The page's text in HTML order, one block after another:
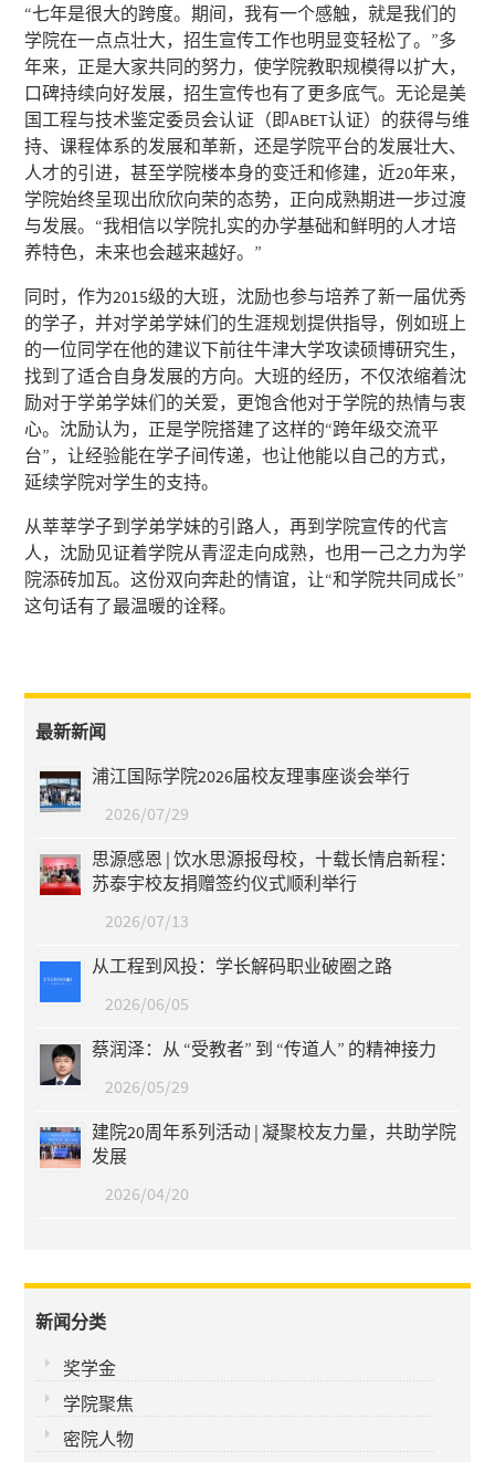
“七年是很大的跨度。期间，我有一个感触，就是我们的
学院在一点点壮大，招生宣传工作也明显变轻松了。”多
年来，正是大家共同的努力，使学院教职规模得以扩大，
口碑持续向好发展，招生宣传也有了更多底气。无论是美
国工程与技术鉴定委员会认证（即ABET认证）的获得与维
持、课程体系的发展和革新，还是学院平台的发展壮大、
人才的引进，甚至学院楼本身的变迁和修建，近20年来，
学院始终呈现出欣欣向荣的态势，正向成熟期进一步过渡
与发展。“我相信以学院扎实的办学基础和鲜明的人才培
养特色，未来也会越来越好。”
同时，作为2015级的大班，沈励也参与培养了新一届优秀
的学子，并对学弟学妹们的生涯规划提供指导，例如班上
的一位同学在他的建议下前往牛津大学攻读硕博研究生，
找到了适合自身发展的方向。大班的经历，不仅浓缩着沈
励对于学弟学妹们的关爱，更饱含他对于学院的热情与衷
心。沈励认为，正是学院搭建了这样的“跨年级交流平
台”，让经验能在学子间传递，也让他能以自己的方式，
延续学院对学生的支持。
从莘莘学子到学弟学妹的引路人，再到学院宣传的代言
人，沈励见证着学院从青涩走向成熟，也用一己之力为学
院添砖加瓦。这份双向奔赴的情谊，让“和学院共同成长”
这句话有了最温暖的诠释。
最新新闻
浦江国际学院2026届校友理事座谈会举行
2026/07/29
思源感恩 | 饮水思源报母校，十载长情启新程：
苏泰宇校友捐赠签约仪式顺利举行
2026/07/13
从工程到风投：学长解码职业破圈之路
2026/06/05
蔡润泽：从 “受教者” 到 “传道人” 的精神接力
2026/05/29
建院20周年系列活动 | 凝聚校友力量，共助学院
发展
2026/04/20
新闻分类
奖学金
学院聚焦
密院人物